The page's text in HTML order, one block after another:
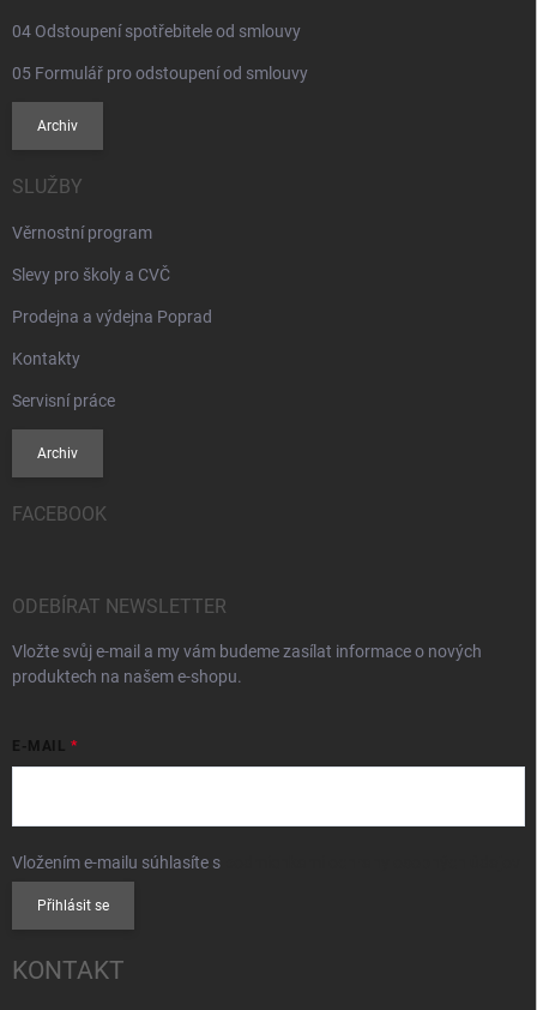
04 Odstoupení spotřebitele od smlouvy
05 Formulář pro odstoupení od smlouvy
Archiv
SLUŽBY
Věrnostní program
Slevy pro školy a CVČ
Prodejna a výdejna Poprad
Kontakty
Servisní práce
Archiv
FACEBOOK
ODEBÍRAT NEWSLETTER
Vložte svůj e-mail a my vám budeme zasílat informace o nových
produktech na našem e-shopu.
E-MAIL
Vložením e-mailu súhlasíte s
Přihlásit se
KONTAKT